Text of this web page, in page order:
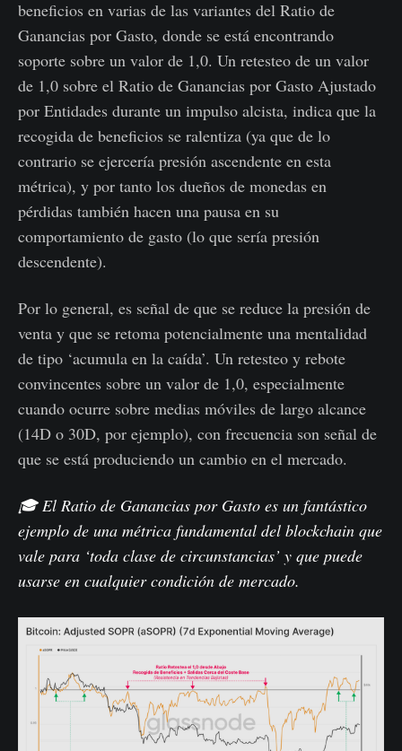
beneficios en varias de las variantes del Ratio de
Ganancias por Gasto, donde se está encontrando
soporte sobre un valor de 1,0. Un retesteo de un valor
de 1,0 sobre el Ratio de Ganancias por Gasto Ajustado
por Entidades durante un impulso alcista, indica que la
recogida de beneficios se ralentiza (ya que de lo
contrario se ejercería presión ascendente en esta
métrica), y por tanto los dueños de monedas en
pérdidas también hacen una pausa en su
comportamiento de gasto (lo que sería presión
descendente).
Por lo general, es señal de que se reduce la presión de
venta y que se retoma potencialmente una mentalidad
de tipo ‘acumula en la caída’. Un retesteo y rebote
convincentes sobre un valor de 1,0, especialmente
cuando ocurre sobre medias móviles de largo alcance
(14D o 30D, por ejemplo), con frecuencia son señal de
que se está produciendo un cambio en el mercado.
🎓 El Ratio de Ganancias por Gasto es un fantástico
ejemplo de una métrica fundamental del blockchain que
vale para ‘toda clase de circunstancias’ y que puede
usarse en cualquier condición de mercado.